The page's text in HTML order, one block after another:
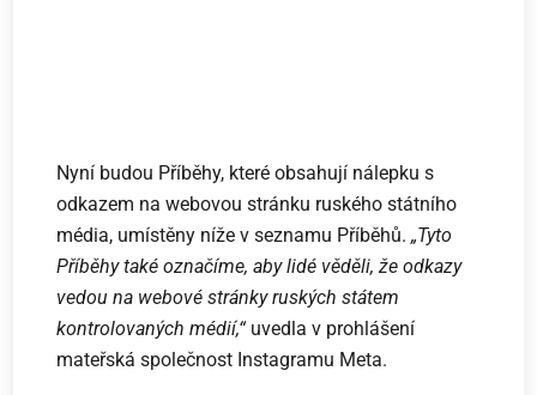
Nyní budou Příběhy, které obsahují nálepku s
odkazem na webovou stránku ruského státního
média, umístěny níže v seznamu Příběhů.„Tyto
Příběhy také označíme, aby lidé věděli, že odkazy
vedou na webové stránky ruských státem
kontrolovaných médií,“uvedla v prohlášení
mateřská společnost Instagramu Meta.